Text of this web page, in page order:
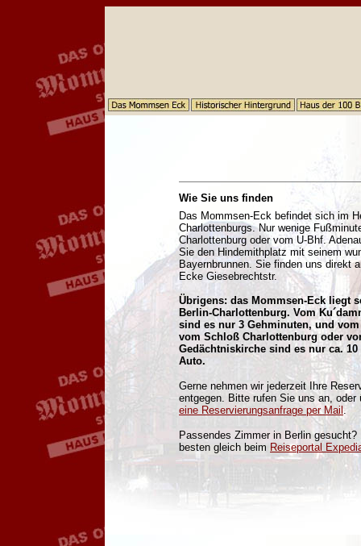
Wie Sie uns finden
Das Mommsen-Eck befindet sich im
Charlottenburgs. Nur wenige
Charlottenburg oder vom U-Bhf.
Sie den Hindemithplatz mit seinem
Bayernbrunnen. Sie finden uns direkt
Ecke Giesebrechtstr.
Übrigens: das Mommsen-Eck liegt
Berlin-Charlottenburg. Vom
sind es nur 3 Gehminuten, und
vom Schloß Charlottenburg oder
Gedächtniskirche sind es nur ca.
Auto.
Gerne nehmen wir jederzeit Ihre
entgegen. Bitte rufen Sie uns an, oder
eine Reservierungsanfrage per Mail.
Passendes Zimmer in Berlin
besten gleich beim Reiseportal